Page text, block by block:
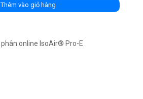
Thêm vào giỏ hàng